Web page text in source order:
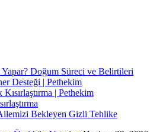
Doğum Süreci ve Belirtileri
Desteği | Pethekim
| Pethekim
Bekleyen Gizli Tehlike